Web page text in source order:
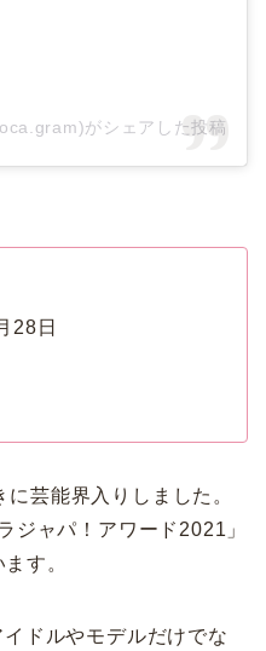
がシェアした投稿
28日
芸能界入りしました。
ジャパ！アワード2021」
す。
ドルやモデルだけでな